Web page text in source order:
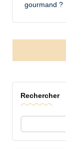
gourmand ?
Rechercher